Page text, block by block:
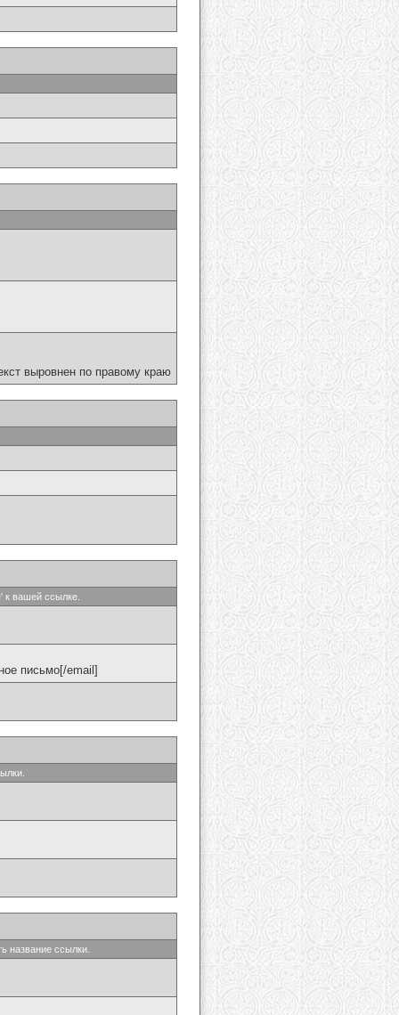
выровнен по правому краю
к вашей ссылке.
письмо[/email]
название ссылки.